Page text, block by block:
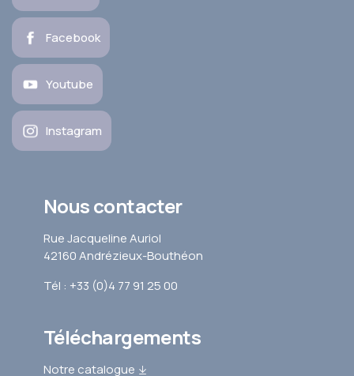
Facebook
Youtube
Instagram
Nous contacter
Rue Jacqueline Auriol
42160 Andrézieux-Bouthéon
Tél : +33 (0)4 77 91 25 00
Téléchargements
Notre catalogue